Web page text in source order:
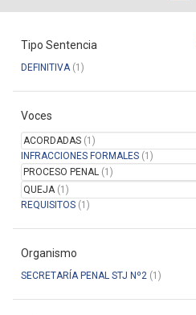
Sumarios del STJ
Manual del Usuario
Tipo Sentencia
DEFINITIVA(1)
Voces
ACORDADAS (1)
INFRACCIONES FORMALES (1)
PROCESO PENAL (1)
QUEJA(1)
REQUISITOS (1)
Organismo
SECRETARÍA PENAL STJ Nº2 (1)